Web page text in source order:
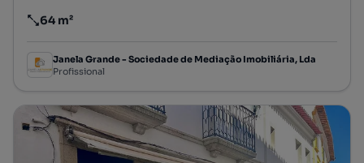
Preço por metro quadrado
64 m²
Janela Grande - Sociedade de Mediação Imobiliária, Lda
Profissional